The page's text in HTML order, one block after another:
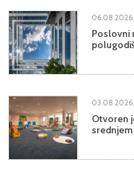
06.08.2026.
Poslovni
03.08.2026.
Otvoren
srednjem